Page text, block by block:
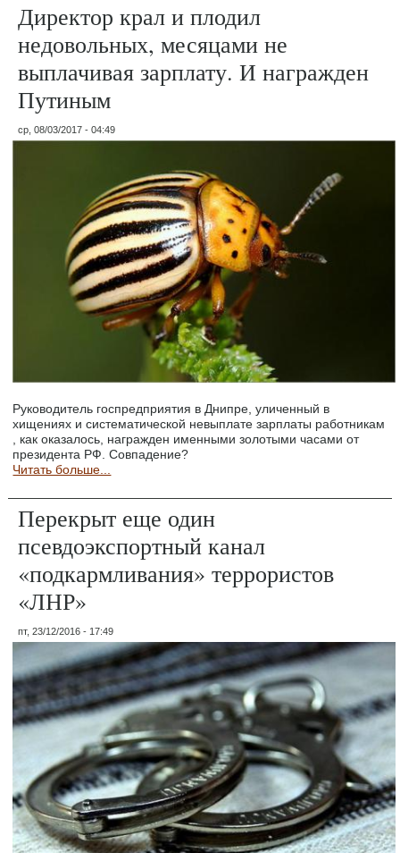
Директор крал и плодил
недовольных, месяцами не
выплачивая зарплату. И награжден
Путиным
ср, 08/03/2017 - 04:49
Руководитель госпредприятия в Днипре, уличенный в
хищениях и систематической невыплате зарплаты работникам
, как оказалось, награжден именными золотыми часами от
президента РФ. Совпадение?
Читать больше...
Перекрыт еще один
псевдоэкспортный канал
«подкармливания» террористов
«ЛНР»
пт, 23/12/2016 - 17:49